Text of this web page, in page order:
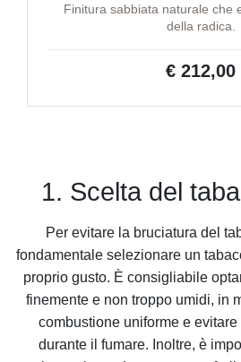
Finitura sabbiata naturale che
della radica.
€ 212,00
1. Scelta del
Per evitare la bruciatura del
fondamentale selezionare un
proprio gusto. È consigliabile
finemente e non troppo umidi, in
combustione uniforme e
durante il fumare. Inoltre, è